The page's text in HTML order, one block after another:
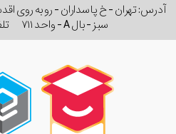
سبز - بال A - واحد ۷۱۱